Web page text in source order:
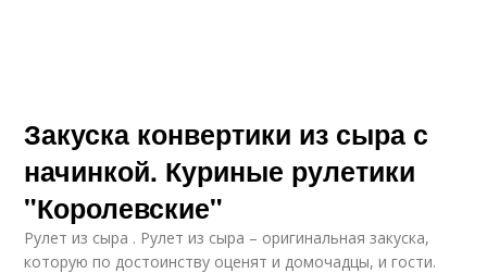
Закуска конвертики из сыра с
начинкой. Куриные рулетики
"Королевские"
Рулет из сыра . Рулет из сыра – оригинальная закуска,
которую по достоинству оценят и домочадцы, и гости.